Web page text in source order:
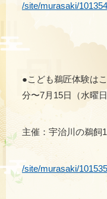
/site/murasaki/
●こども鵜匠体験は
分〜7月15日（水曜日
主催：宇治川の鵜飼
/site/murasaki/